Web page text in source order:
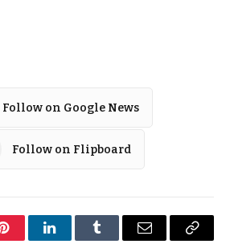
Follow on Google News
Follow on Flipboard
PinterestLinkedInTumblr Email
Copy